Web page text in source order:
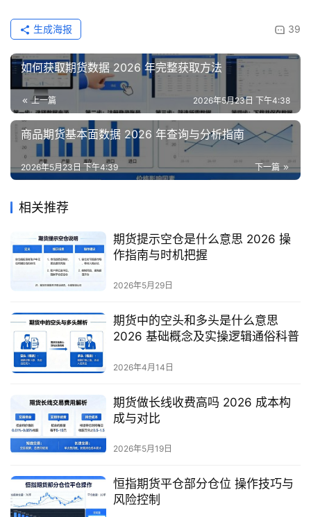
39
生成海报
如何获取期货数据 2026 年完整获取方法
上一篇 2026年5月23日 下午4:38
商品期货基本面数据 2026 年查询与分析指南
下一篇
2026年5月23日 下午4:39
相关推荐
期货提示空仓是什么意思 2026 操
作指南与时机把握
2026年5月29日
期货中的空头和多头是什么意思
2026 基础概念及实操逻辑通俗科普
2026年4月14日
期货做长线收费高吗 2026 成本构
成与对比
2026年5月19日
恒指期货平仓部分仓位 操作技巧与
风险控制